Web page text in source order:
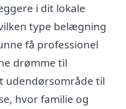
i dit lokale
type belægning
få professionel
drømme til
udendørsområde til
hvor familie og